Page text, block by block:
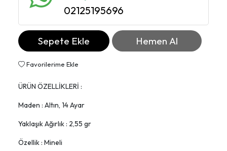
02125195696
Sepete Ekle Hemen Al
Favorilerime Ekle
ÜRÜN ÖZELLİKLERİ :
Maden : Altın, 14 Ayar
Yaklaşık Ağırlık : 2,55 gr
Özellik : Mineli